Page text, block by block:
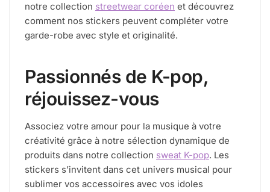
notre collection streetwear coréen et découvrez
comment nos stickers peuvent compléter votre
garde-robe avec style et originalité.
Passionnés de K-pop,
réjouissez-vous
Associez votre amour pour la musique à votre
créativité grâce à notre sélection dynamique de
produits dans notre collection sweat K-pop. Les
stickers s’invitent dans cet univers musical pour
sublimer vos accessoires avec vos idoles